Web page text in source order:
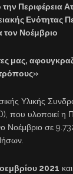
Περιφέρεια
Ενότητας
τον Νοέμβριο
μας,
Υλικής
υλοποιεί η
σε
2021